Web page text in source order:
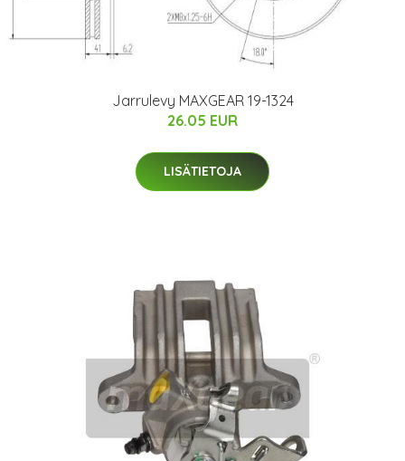
Jarrulevy MAXGEAR 19-1324
26.05 EUR
LISÄTIETOJA